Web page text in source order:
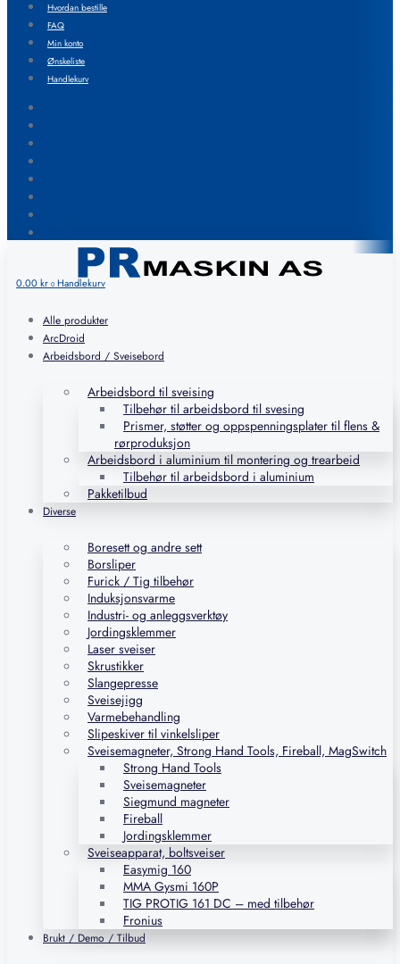
Hvordan bestille
FAQ
Min konto
Ønskeliste
Handlekurv
0.00kr 0 Handlekurv
Alle produkter
ArcDroid
Arbeidsbord / Sveisebord
Arbeidsbord til sveising
Tilbehør til arbeidsbord til svesing
Prismer, støtter og oppspenningsplater til flens &
rørproduksjon
Arbeidsbord i aluminium til montering og trearbeid
Tilbehør til arbeidsbord i aluminium
Pakketilbud
Diverse
Boresett og andre sett
Borsliper
Furick / Tig tilbehør
Induksjonsvarme
Industri- og anleggsverktøy
Jordingsklemmer
Laser sveiser
Skrustikker
Slangepresse
Sveisejigg
Varmebehandling
Slipeskiver til vinkelsliper
Sveisemagneter, Strong Hand Tools, Fireball, MagSwitch
Strong Hand Tools
Sveisemagneter
Siegmund magneter
Fireball
Jordingsklemmer
Sveiseapparat, boltsveiser
Easymig 160
MMA Gysmi 160P
TIG PROTIG 161 DC – med tilbehør
Fronius
Brukt / Demo / Tilbud